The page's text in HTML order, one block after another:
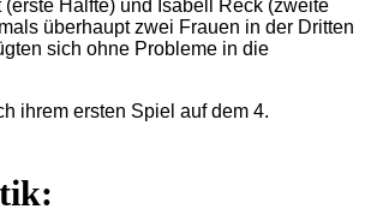
(erste Hälfte) und Isabell Reck (zweite
überhaupt zwei Frauen in der Dritten
sich ohne Probleme in die
ihrem ersten Spiel auf dem 4.